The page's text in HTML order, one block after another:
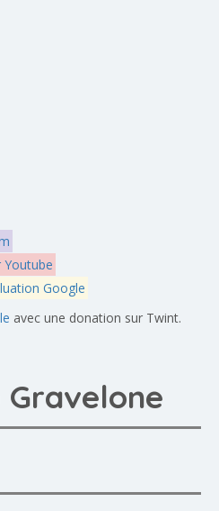
Youtube
Google
avec une donation sur Twint.
Gravelone